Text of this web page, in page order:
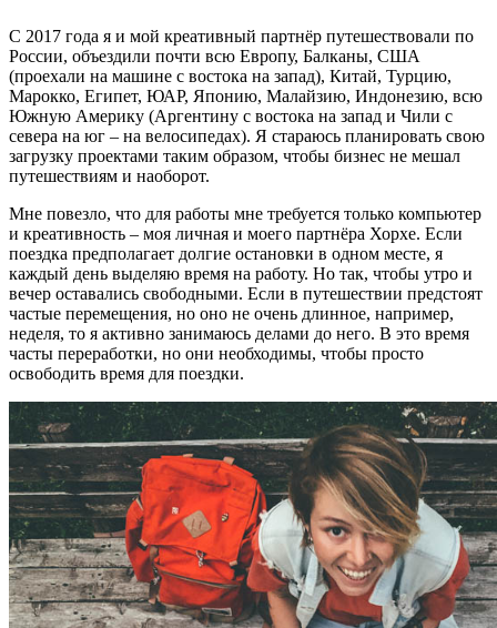
С 2017 года я и мой креативный партнёр путешествовали по
России, объездили почти всю Европу, Балканы, США
(проехали на машине с востока на запад), Китай, Турцию,
Марокко, Египет, ЮАР, Японию, Малайзию, Индонезию, всю
Южную Америку (Аргентину с востока на запад и Чили с
севера на юг – на велосипедах). Я стараюсь планировать свою
загрузку проектами таким образом, чтобы бизнес не мешал
путешествиям и наоборот.
Мне повезло, что для работы мне требуется только компьютер
и креативность – моя личная и моего партнёра Хорхе. Если
поездка предполагает долгие остановки в одном месте, я
каждый день выделяю время на работу. Но так, чтобы утро и
вечер оставались свободными. Если в путешествии предстоят
частые перемещения, но оно не очень длинное, например,
неделя, то я активно занимаюсь делами до него. В это время
часты переработки, но они необходимы, чтобы просто
освободить время для поездки.